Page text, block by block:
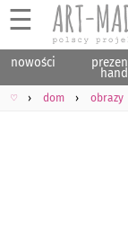
☰
nowości
♡ dom obrazy